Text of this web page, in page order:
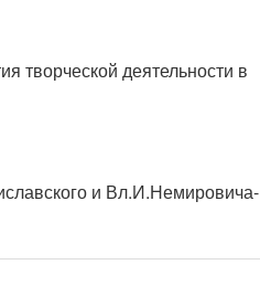
творческой деятельности в
и Вл.И.Немировича-